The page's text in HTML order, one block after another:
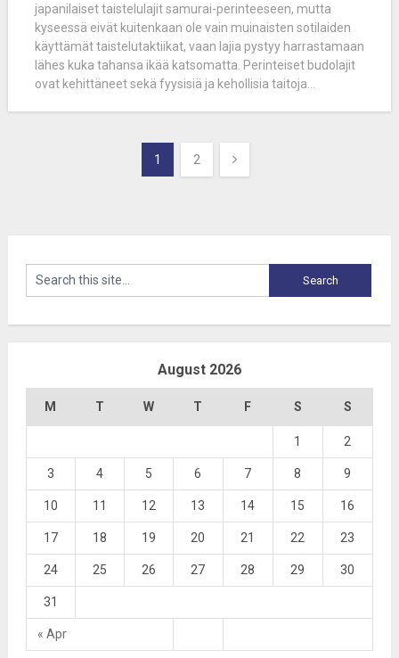
japanilaiset taistelulajit samurai-perinteeseen, mutta
kyseessä eivät kuitenkaan ole vain muinaisten sotilaiden
käyttämät taistelutaktiikat, vaan lajia pystyy harrastamaan
lähes kuka tahansa ikää katsomatta. Perinteiset budolajit
ovat kehittäneet sekä fyysisiä ja kehollisia taitoja...
1 2
August 2026
M T W T F S S
« Apr
1 2
3 4 5 6 7 8 9
10 11 12 13 14 15 16
17 18 19 20 21 22 23
24 25 26 27 28 29 30
31